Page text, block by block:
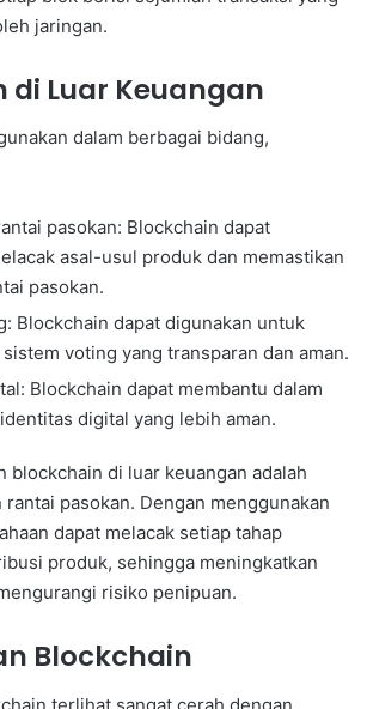
jaringan.
di Luar Keuangan
dalam berbagai bidang,
pasokan: Blockchain dapat
asal-usul produk dan memastikan
pasokan.
Blockchain dapat digunakan untuk
voting yang transparan dan aman.
Blockchain dapat membantu dalam
digital yang lebih aman.
blockchain di luar keuangan adalah
rantai pasokan. Dengan menggunakan
dapat melacak setiap tahap
produk, sehingga meningkatkan
risiko penipuan.
Blockchain